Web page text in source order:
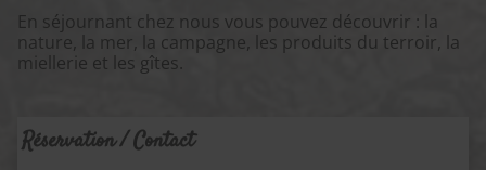
En séjournant chez nous vous pouvez découvrir : la
nature, la mer, la campagne, les produits du terroir, la
miellerie et les gîtes.
Réservation / Contact